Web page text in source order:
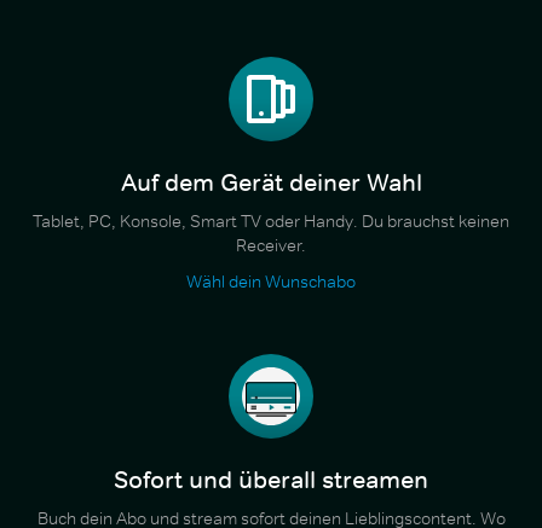
Auf dem Gerät deiner Wahl
Tablet, PC, Konsole, Smart TV oder Handy. Du brauchst keinen
Receiver.
Wähl dein Wunschabo
Sofort und überall streamen
Buch dein Abo und stream sofort deinen Lieblingscontent. Wo